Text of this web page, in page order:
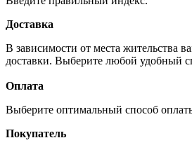
Доставка
В зависимости от места жительства
доставки. Выберите любой удобный
Оплата
Выберите оптимальный способ
Покупатель